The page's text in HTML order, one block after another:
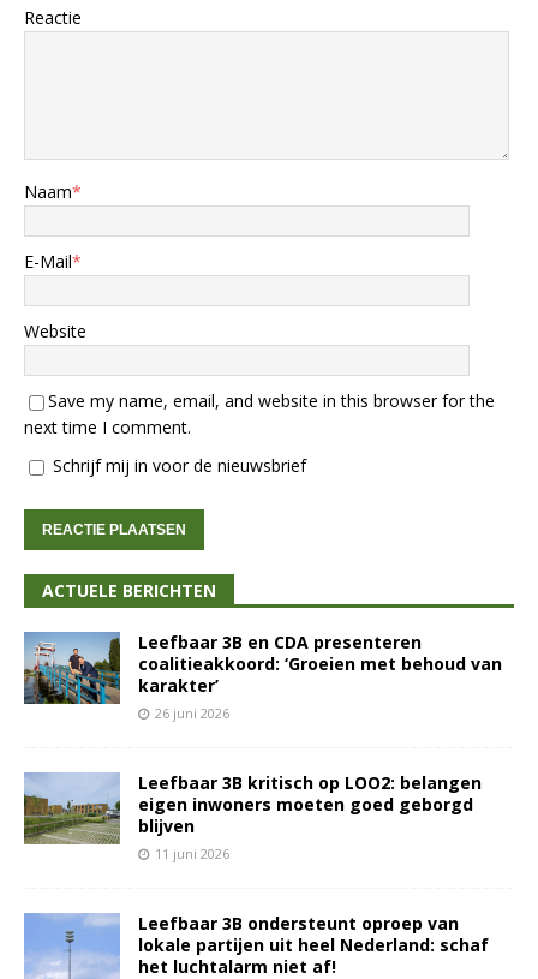
Reactie
Naam*
E-Mail*
Website
Save my name, email, and website in this browser for the
next time I comment.
Schrijf mij in voor de nieuwsbrief
ACTUELE BERICHTEN
Leefbaar 3B en CDA presenteren
coalitieakkoord: ‘Groeien met behoud van
karakter’
26 juni 2026
Leefbaar 3B kritisch op LOO2: belangen
eigen inwoners moeten goed geborgd
blijven
11 juni 2026
Leefbaar 3B ondersteunt oproep van
lokale partijen uit heel Nederland: schaf
het luchtalarm niet af!